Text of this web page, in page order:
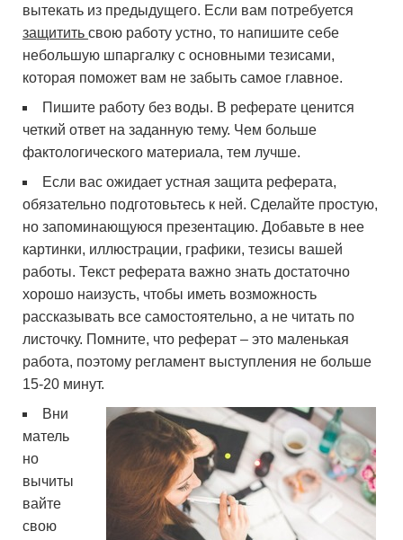
вытекать из предыдущего. Если вам потребуется
защитить свою работу устно, то напишите себе
небольшую шпаргалку с основными тезисами,
которая поможет вам не забыть самое главное.
Пишите работу без воды. В реферате ценится
четкий ответ на заданную тему. Чем больше
фактологического материала, тем лучше.
Если вас ожидает устная защита реферата,
обязательно подготовьтесь к ней. Сделайте простую,
но запоминающуюся презентацию. Добавьте в нее
картинки, иллюстрации, графики, тезисы вашей
работы. Текст реферата важно знать достаточно
хорошо наизусть, чтобы иметь возможность
рассказывать все самостоятельно, а не читать по
листочку. Помните, что реферат – это маленькая
работа, поэтому регламент выступления не больше
15-20 минут.
Вни
матель
но
вычиты
вайте
свою